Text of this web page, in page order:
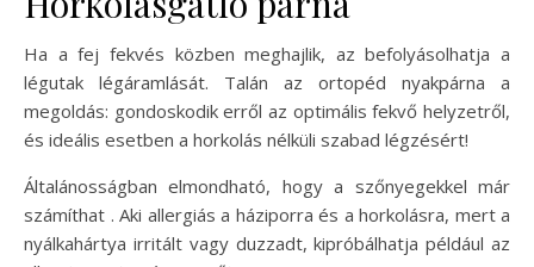
Ha a fej fekvés közben meghajlik, az befolyásolhatja a
légutak légáramlását. Talán az ortopéd nyakpárna a
megoldás: gondoskodik erről az optimális fekvő helyzetről,
és ideális esetben a horkolás nélküli szabad légzésért!
Általánosságban elmondható, hogy a szőnyegekkel már
számíthat . Aki allergiás a háziporra és a horkolásra, mert a
nyálkahártya irritált vagy duzzadt, kipróbálhatja például az